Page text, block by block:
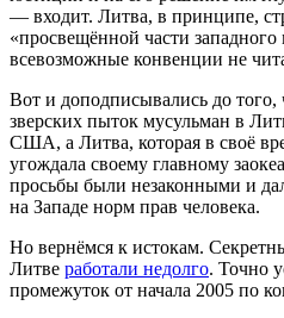
— входит. Литва, в принципе,
«просвещённой части
всевозможные конвенции не
Вот и доподписывались до того,
зверских пыток мусульман в
США, а Литва, которая в своё
угождала своему главному
просьбы были незаконными и
на Западе норм прав человека.
Но вернёмся к истокам.
Литве работали недолго. Точно
промежуток от начала 2005 по